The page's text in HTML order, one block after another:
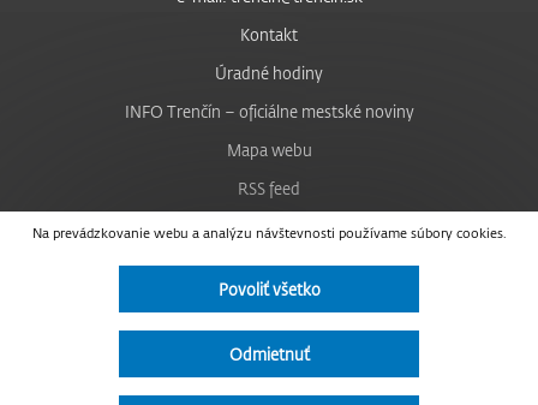
Na prevádzkovanie webu a analýzu návštevnosti používame súbory cookies.
Povoliť všetko
Odmietnuť
Kontakt
Úradné hodiny
INFO Trenčín – oficiálne mestské noviny
Mapa webu
RSS feed
Nastavenie cookies
Facebook
Instagram
Vyhlásenie o prístupnosti